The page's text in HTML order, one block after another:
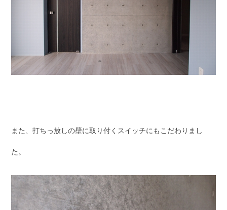
また、打ちっ放しの壁に取り付くスイッチにもこだわりまし
た。